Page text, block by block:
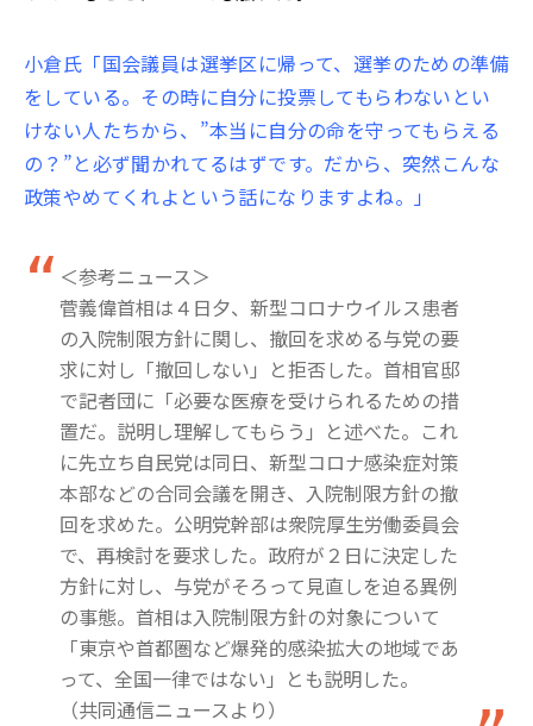
小倉氏「国会議員は選挙区に帰って、選挙のための準備
をしている。その時に自分に投票してもらわないとい
けない人たちから、”本当に自分の命を守ってもらえる
の？”と必ず聞かれてるはずです。だから、突然こんな
政策やめてくれよという話になりますよね。」
＜参考ニュース＞
菅義偉首相は４日夕、新型コロナウイルス患者
の入院制限方針に関し、撤回を求める与党の要
求に対し「撤回しない」と拒否した。首相官邸
で記者団に「必要な医療を受けられるための措
置だ。説明し理解してもらう」と述べた。これ
に先立ち自民党は同日、新型コロナ感染症対策
本部などの合同会議を開き、入院制限方針の撤
回を求めた。公明党幹部は衆院厚生労働委員会
で、再検討を要求した。政府が２日に決定した
方針に対し、与党がそろって見直しを迫る異例
の事態。首相は入院制限方針の対象について
「東京や首都圏など爆発的感染拡大の地域であ
って、全国一律ではない」とも説明した。
（共同通信ニュースより）